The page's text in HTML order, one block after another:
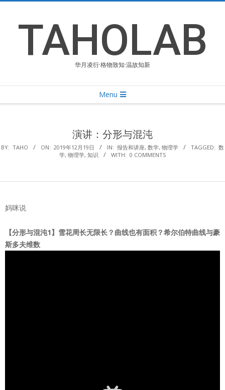
contentTAHOLAB
华月凌衍·格物致知·温故知新
Navigation
Menu
演讲：分形与混沌
BY: TAHO ON: 2019年12月19日 IN: 报告和讲座, 数学, 物理学 TAGGED: 数
学, 物理学, 知识 WITH: 0 COMMENTS
妈咪说
【分形与混沌1】雪花周长无限长？曲线也有面积？希尔伯特曲线与豪
斯多夫维数